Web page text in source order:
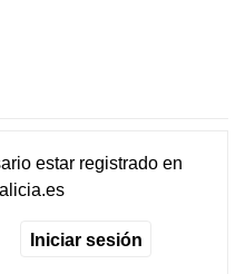
estar registradoen
Iniciar sesión